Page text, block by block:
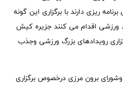
ریزی دارند با برگزاری این گونه
ورزشی اقدام می کنند جزیره کیش
رویدادهای بزرگ ورزشی وجذب
برون مرزی درخصوص برگزاری